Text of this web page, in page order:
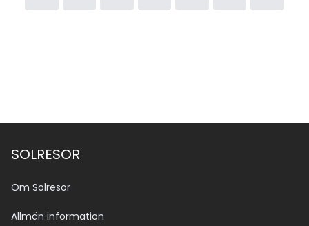
SOLRESOR
Om Solresor
Allmän information